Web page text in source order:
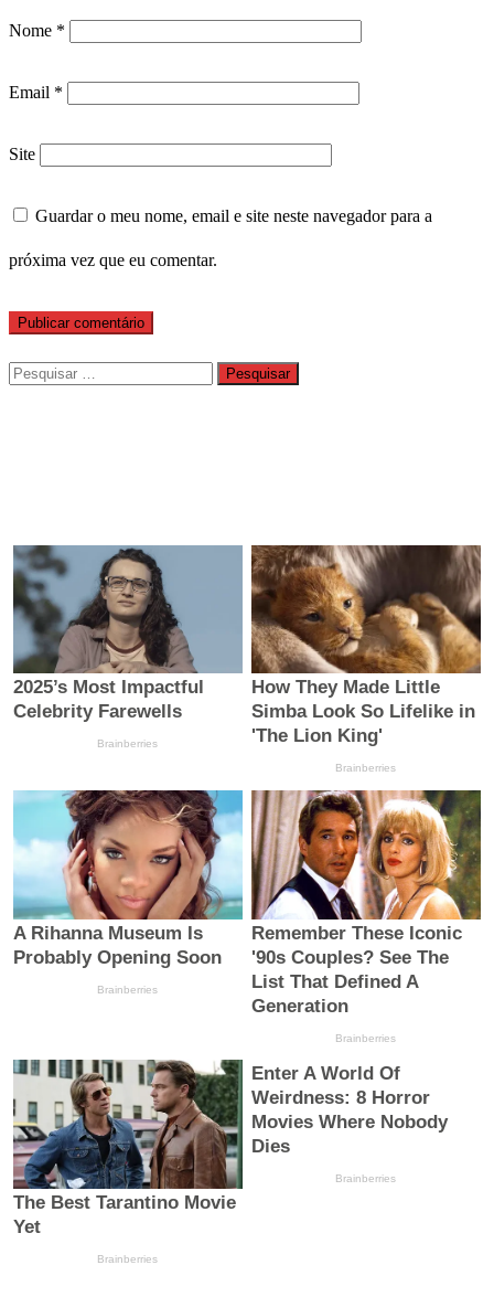
Nome *
Email *
Site
Guardar o meu nome, email e site neste navegador para a
próxima vez que eu comentar.
Pesquisar
por: